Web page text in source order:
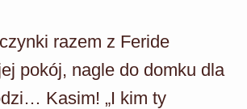
razem z Feride
pokój, nagle do domku dla
Kasim! „I kim ty